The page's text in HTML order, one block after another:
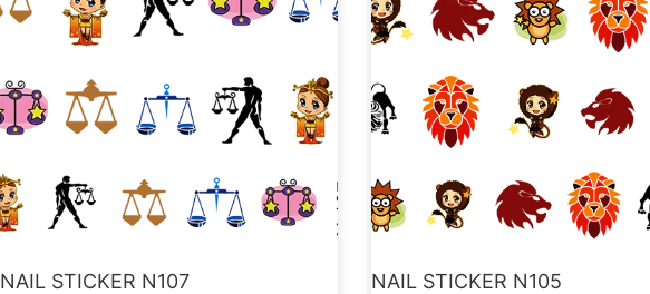
NAIL STICKER N107
NAIL STICKER N105